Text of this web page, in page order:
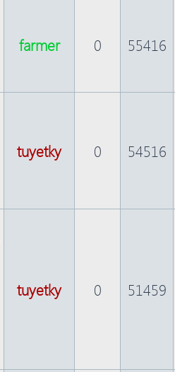
farmer 0 55416
tuyetky 0 54516
tuyetky 0 51459